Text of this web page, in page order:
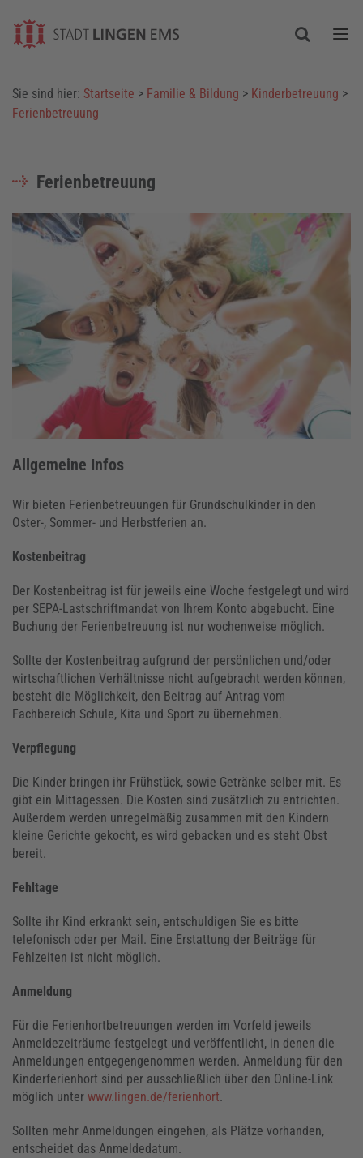
Sie sind hier: Startseite > Familie & Bildung > Kinderbetreuung >
Ferienbetreuung
Ferienbetreuung
Allgemeine Infos
Wir bieten Ferienbetreuungen für Grundschulkinder in den
Oster-, Sommer- und Herbstferien an.
Kostenbeitrag
Der Kostenbeitrag ist für jeweils eine Woche festgelegt und wird
per SEPA-Lastschriftmandat von Ihrem Konto abgebucht. Eine
Buchung der Ferienbetreuung ist nur wochenweise möglich.
Sollte der Kostenbeitrag aufgrund der persönlichen und/oder
wirtschaftlichen Verhältnisse nicht aufgebracht werden können,
besteht die Möglichkeit, den Beitrag auf Antrag vom
Fachbereich Schule, Kita und Sport zu übernehmen.
Verpflegung
Die Kinder bringen ihr Frühstück, sowie Getränke selber mit. Es
gibt ein Mittagessen. Die Kosten sind zusätzlich zu entrichten.
Außerdem werden unregelmäßig zusammen mit den Kindern
kleine Gerichte gekocht, es wird gebacken und es steht Obst
bereit.
Fehltage
Sollte ihr Kind erkrankt sein, entschuldigen Sie es bitte
telefonisch oder per Mail. Eine Erstattung der Beiträge für
Fehlzeiten ist nicht möglich.
Anmeldung
Für die Ferienhortbetreuungen werden im Vorfeld jeweils
Anmeldezeiträume festgelegt und veröffentlicht, in denen die
Anmeldungen entgegengenommen werden. Anmeldung für den
Kinderferienhort sind per ausschließlich über den Online-Link
möglich unter www.lingen.de/ferienhort.
Sollten mehr Anmeldungen eingehen, als Plätze vorhanden,
entscheidet das Anmeldedatum.